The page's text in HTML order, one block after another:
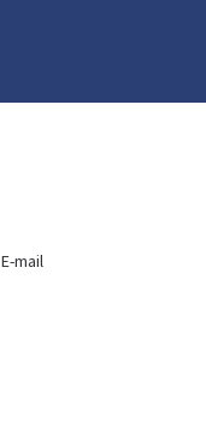
E-mail